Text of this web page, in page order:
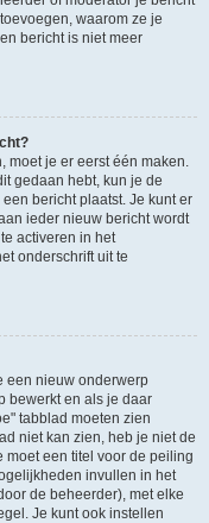
waarom ze je
bericht is niet meer
moet je er eerst één maken.
gedaan hebt, kun je de
bericht plaatst. Je kunt er
ieder nieuw bericht wordt
activeren in het
onderschrift uit te
een nieuw onderwerp
bewerkt en als je daar
tabblad moeten zien
niet kan zien, heb je niet de
een titel voor de peiling
invullen in het
de beheerder), met elke
Je kunt ook instellen